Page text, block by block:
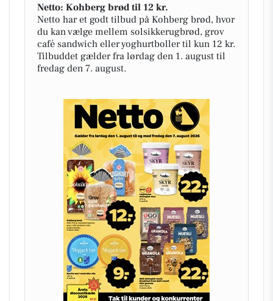
Netto: Kohberg brød til 12 kr.
Netto har et godt tilbud på Kohberg brød, hvor
du kan vælge mellem solsikkerugbrød, grov
café sandwich eller yoghurtboller til kun 12 kr.
Tilbuddet gælder fra lørdag den 1. august til
fredag den 7. august.